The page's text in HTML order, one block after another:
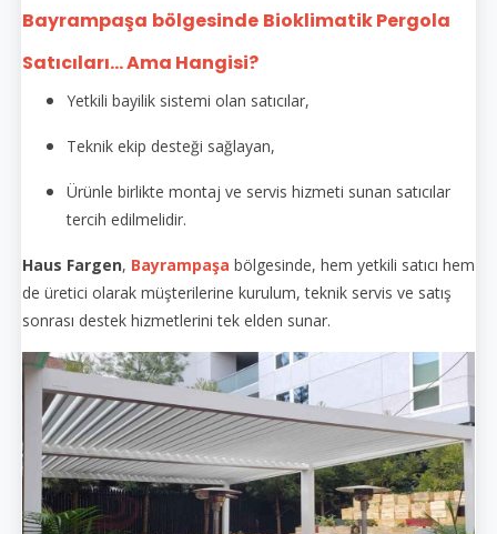
Bayrampaşa bölgesinde Bioklimatik Pergola
Satıcıları... Ama Hangisi?
Yetkili bayilik sistemi olan satıcılar,
Teknik ekip desteği sağlayan,
Ürünle birlikte montaj ve servis hizmeti sunan satıcılar
tercih edilmelidir.
Haus Fargen, Bayrampaşa bölgesinde, hem yetkili satıcı hem
de üretici olarak müşterilerine kurulum, teknik servis ve satış
sonrası destek hizmetlerini tek elden sunar.